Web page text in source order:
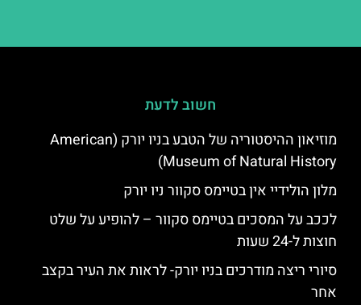
חשוב לדעת
מוזיאון ההיסטוריה של הטבע בניו יורק (American
Museum of Natural History)
מלון הולידיי אין בטיימס סקוור ניו יורק
לככב על המסכים בטיימס סקוור – להופיע על שלט
חוצות ל-24 שעות
סיורי ריצה מודרכים בניו יורק- לראות את העיר בקצב
אחר